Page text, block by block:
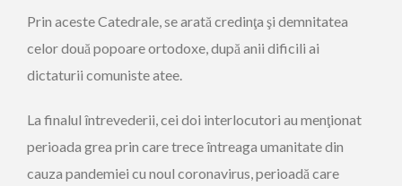
Prin aceste Catedrale, se arată credinţa şi demnitatea
celor două popoare ortodoxe, după anii dificili ai
dictaturii comuniste atee.
La finalul întrevederii, cei doi interlocutori au menţionat
perioada grea prin care trece întreaga umanitate din
cauza pandemiei cu noul coronavirus, perioadă care